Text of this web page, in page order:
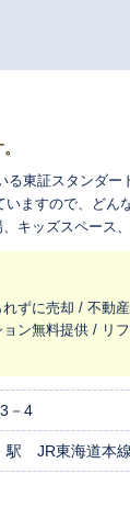
上場企業です。 「お
ので、どんなこと
キッズスペース
ずに売却 / 不動
ン無料提供 / リ
－4
駅 JR東海道本